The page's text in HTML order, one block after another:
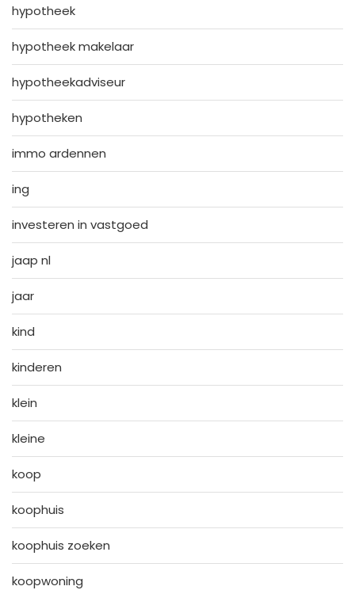
hypotheek
hypotheek makelaar
hypotheekadviseur
hypotheken
immo ardennen
ing
investeren in vastgoed
jaap nl
jaar
kind
kinderen
klein
kleine
koop
koophuis
koophuis zoeken
koopwoning